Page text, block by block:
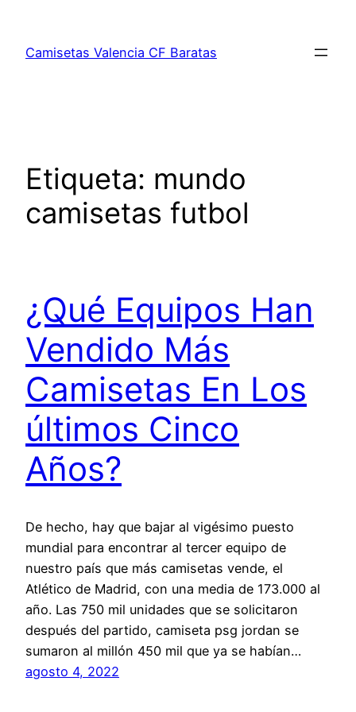
contenido
Camisetas Valencia CF Baratas
Etiqueta: mundo
camisetas futbol
¿Qué Equipos Han
Vendido Más
Camisetas En Los
últimos Cinco
Años?
De hecho, hay que bajar al vigésimo puesto
mundial para encontrar al tercer equipo de
nuestro país que más camisetas vende, el
Atlético de Madrid, con una media de 173.000 al
año. Las 750 mil unidades que se solicitaron
después del partido, camiseta psg jordan se
sumaron al millón 450 mil que ya se habían…
agosto 4, 2022